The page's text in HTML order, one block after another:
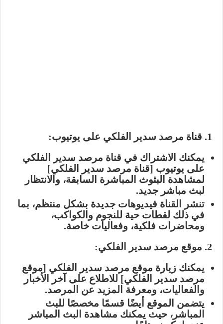
1. قناة مرصد سدير الفلكي على يوتيوب:
يمكنك الاشتراك في قناة مرصد سدير الفلكي
على يوتيوب [قناة مرصد سدير الفلكي]
لمشاهدة البثوث المباشرة السابقة، والانتظار
لبث مباشر جديد.
تنشر القناة فيديوهات جديدة بشكل منتظم، بما
في ذلك لقطات حية للنجوم والكواكب،
ومحاضرات فلكية، وفعاليات خاصة.
2. موقع مرصد سدير الفلكي:
يمكنك زيارة موقع مرصد سدير الفلكي [موقع
مرصد سدير الفلكي] للاطلاع على آخر الأخبار
والفعاليات، ومعرفة المزيد عن المرصد.
يتضمن الموقع أيضًا قسمًا مخصصًا للبث
المباشر، حيث يمكنك مشاهدة البث المباشر